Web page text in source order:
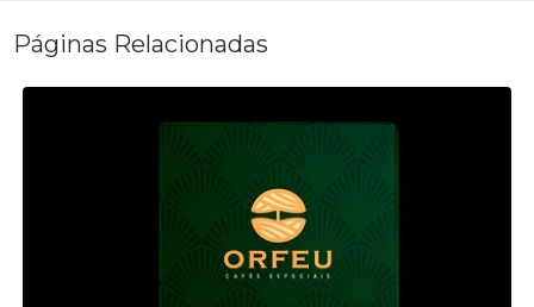
Páginas Relacionadas